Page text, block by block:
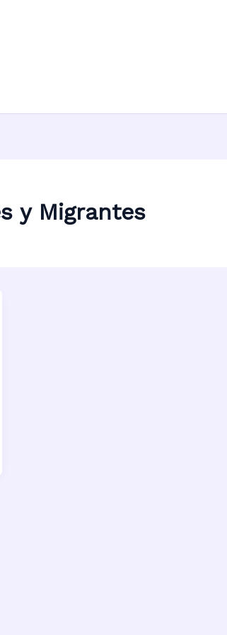
y Migrantes